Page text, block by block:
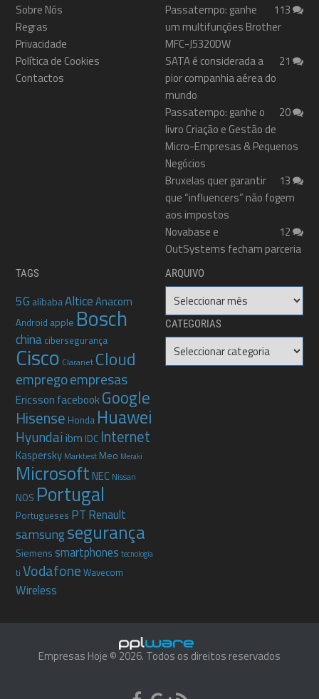
Sobre Nós
Regras
Privacidade
Política de Cookies
Contactos
113
Passatempo: ganhe
um multifunções Brother
MFC-J5320DW
21
SATA é considerada a
pior companhia aérea do
mundo
20
Passatempo: ganhe o
livro Criação e Gestão de
Micro-Empresas & Pequenos
Negócios
13
Bruxelas quer garantir
que “influencers” não fogem
aos impostos
12
Novabase e
OutSystems fecham parceria
TAGS
5G alibabaAlticeAnacom
Android apple Bosch
china cibersegurança
Cisco Claranet Cloud
empregoempresas
Ericsson facebookGoogle
Hisense Honda Huawei
Hyundai ibm IDC Internet
Kaspersky Marktest Meo Meraki
MicrosoftNEC Nissan
NOS Portugal
Portugueses PT Renault
samsungsegurança
Siemenssmartphones tecnologia
ti Vodafone Wavecom
Wireless
ARQUIVO
Arquivo
CATEGORIAS
Categorias
Empresas Hoje © 2026. Todos os direitos reservados